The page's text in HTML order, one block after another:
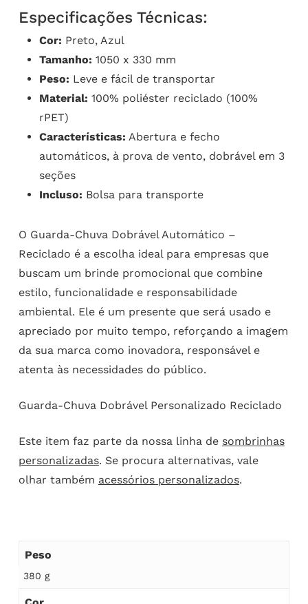
Especificações Técnicas:
Cor: Preto, Azul
Tamanho: 1050 x 330 mm
Peso: Leve e fácil de transportar
Material: 100% poliéster reciclado (100%
rPET)
Características: Abertura e fecho
automáticos, à prova de vento, dobrável em 3
seções
Incluso: Bolsa para transporte
O Guarda-Chuva Dobrável Automático –
Reciclado é a escolha ideal para empresas que
buscam um brinde promocional que combine
estilo, funcionalidade e responsabilidade
ambiental. Ele é um presente que será usado e
apreciado por muito tempo, reforçando a imagem
da sua marca como inovadora, responsável e
atenta às necessidades do público.
Guarda-Chuva Dobrável Personalizado Reciclado
Este item faz parte da nossa linha de sombrinhas
personalizadas. Se procura alternativas, vale
olhar também acessórios personalizados.
Peso
380 g